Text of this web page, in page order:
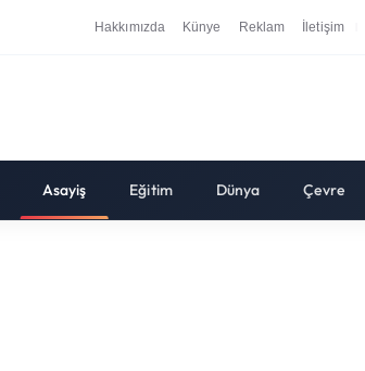
Hakkımızda Künye Reklam İletişim
Asayiş Eğitim Dünya Çevre